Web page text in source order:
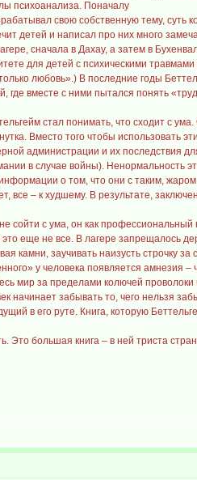
психоанализа. Поначалу
свою собственную тему, суть
детей и написал про них много
сначала в Дахау, а затем в
для детей с психическими
любовь».) В последние годы
где вместе с ними пытался понять
стал понимать, что сходит с
Вместо того чтобы использовать
администрации и их последствия
в случае войны). Ненормальность
о том, что они с таким, жаром
все – к худшему. В результате,
с ума, он как
еще не все. В лагере запрещалось
камни, заучивать наизусть строчку за
у человека появляется амнезия
мир за пределами колючей
забывать то, чего нельзя
в его руте. Книга, которую
Это большая книга – в ней триста